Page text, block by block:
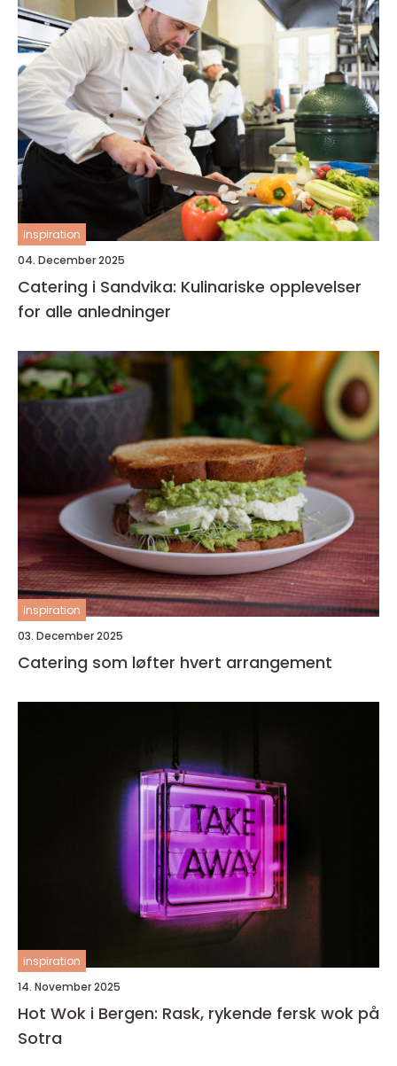
inspiration
04. December 2025
Catering i Sandvika: Kulinariske opplevelser
for alle anledninger
inspiration
03. December 2025
Catering som løfter hvert arrangement
inspiration
14. November 2025
Hot Wok i Bergen: Rask, rykende fersk wok på
Sotra